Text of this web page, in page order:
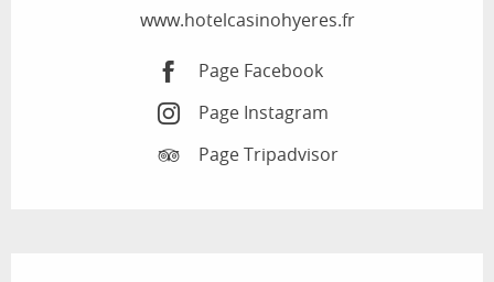
www.hotelcasinohyeres.fr
Page Facebook
Page Instagram
Page Tripadvisor